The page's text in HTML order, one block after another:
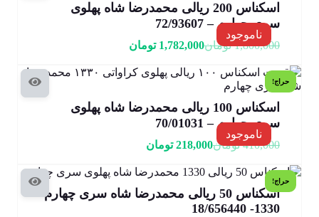
ناموجود
اسکناس 200 ریالی محمدرضا شاه پهلوی
سری چهارم – 72/93607
1,800,000 تومان1,782,000 تومان
حراج!
ناموجود
اسکناس 100 ریالی محمدرضا شاه پهلوی
سری چهارم – 70/01031
410,000 تومان218,000 تومان
حراج!
اسکناس 50 ریالی محمدرضا شاه سری چهارم
1330- 18/656440